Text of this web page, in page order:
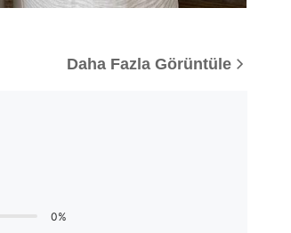
Daha Fazla Görüntüle
0%